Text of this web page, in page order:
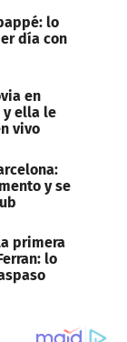
lo
día con
en
y ella le
vivo
y se
primera
lo